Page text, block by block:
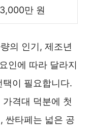
만 원
의 인기, 제조년
인에 따라 달라지
이 필요합니다.
격대 덕분에 첫
싼타페는 넓은 공